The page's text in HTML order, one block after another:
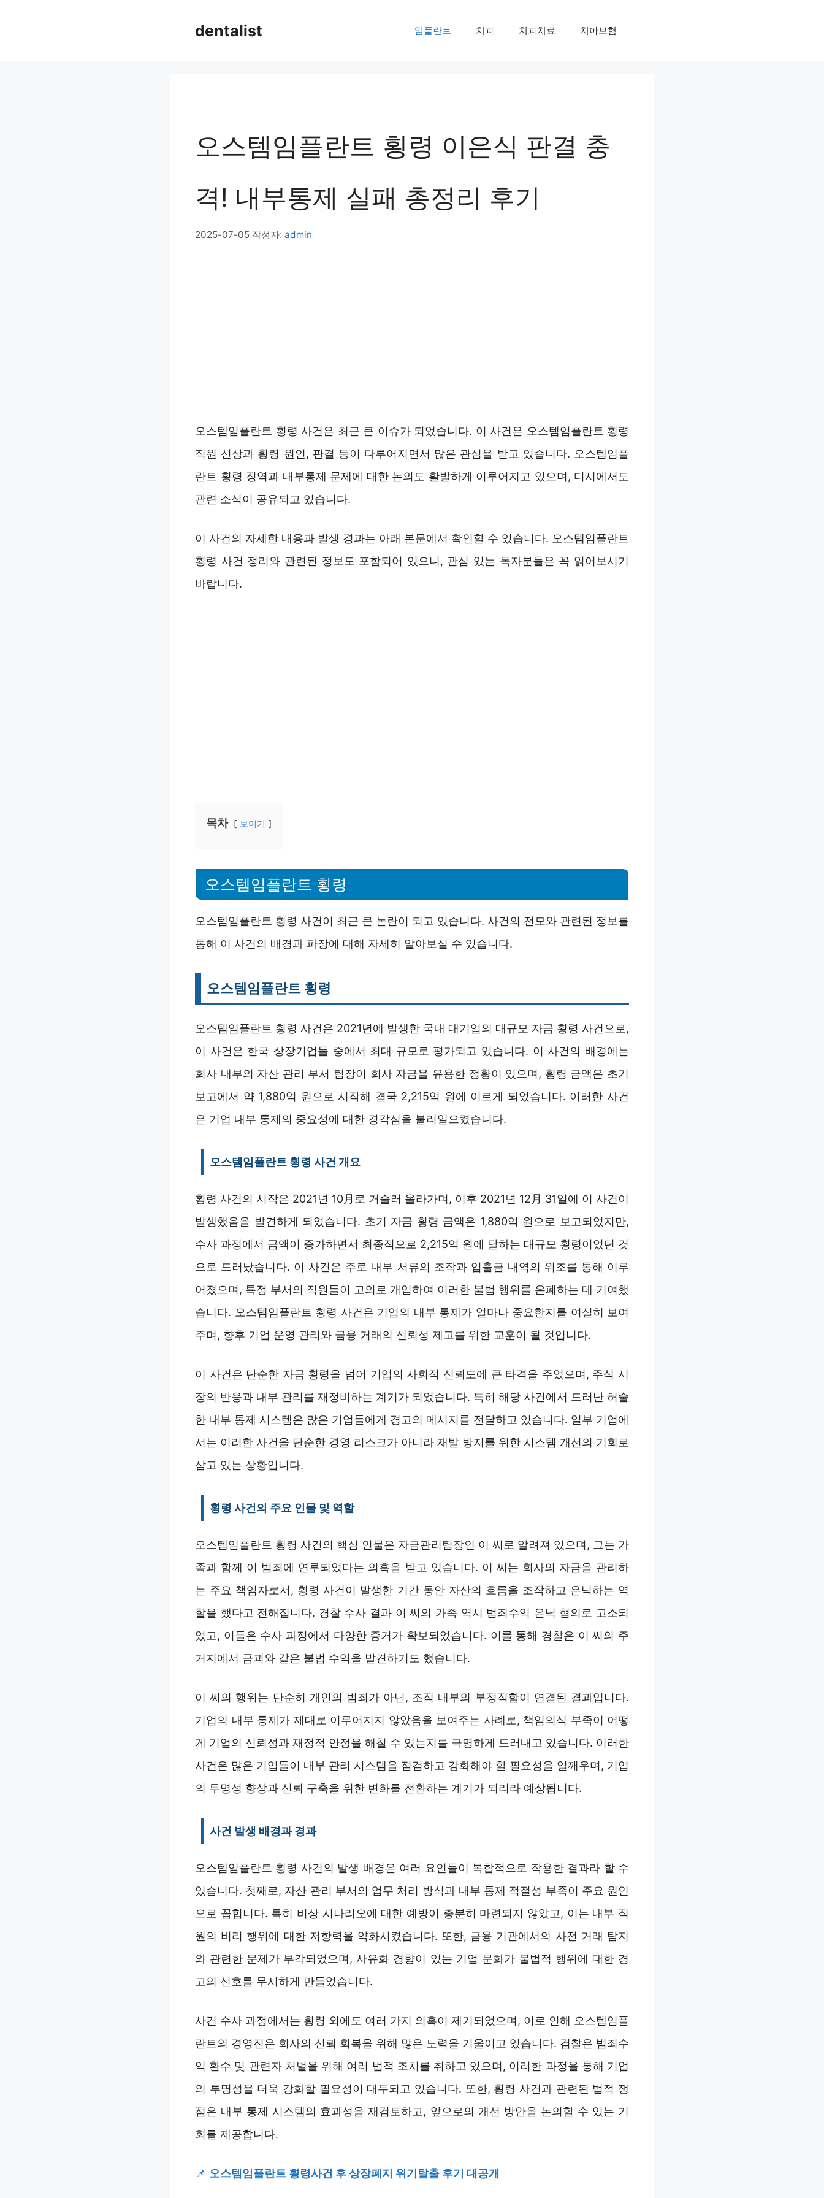
dentalist 임플란트 치과 치과치료 치아보험
오스템임플란트 횡령 이은식 판결 충
격! 내부통제 실패 총정리 후기
2025-07-05 작성자: admin
오스템임플란트 횡령 사건은 최근 큰 이슈가 되었습니다. 이 사건은 오스템임플란트 횡령
직원 신상과 횡령 원인, 판결 등이 다루어지면서 많은 관심을 받고 있습니다. 오스템임플
란트 횡령 징역과 내부통제 문제에 대한 논의도 활발하게 이루어지고 있으며, 디시에서도
관련 소식이 공유되고 있습니다.
이 사건의 자세한 내용과 발생 경과는 아래 본문에서 확인할 수 있습니다. 오스템임플란트
횡령 사건 정리와 관련된 정보도 포함되어 있으니, 관심 있는 독자분들은 꼭 읽어보시기
바랍니다.
목차 보이기
오스템임플란트 횡령
오스템임플란트 횡령 사건이 최근 큰 논란이 되고 있습니다. 사건의 전모와 관련된 정보를
통해 이 사건의 배경과 파장에 대해 자세히 알아보실 수 있습니다.
오스템임플란트 횡령
오스템임플란트 횡령 사건은 2021년에 발생한 국내 대기업의 대규모 자금 횡령 사건으로,
이 사건은 한국 상장기업들 중에서 최대 규모로 평가되고 있습니다. 이 사건의 배경에는
회사 내부의 자산 관리 부서 팀장이 회사 자금을 유용한 정황이 있으며, 횡령 금액은 초기
보고에서 약 1,880억 원으로 시작해 결국 2,215억 원에 이르게 되었습니다. 이러한 사건
은 기업 내부 통제의 중요성에 대한 경각심을 불러일으켰습니다.
오스템임플란트 횡령 사건 개요
횡령 사건의 시작은 2021년 10月로 거슬러 올라가며, 이후 2021년 12月 31일에 이 사건이
발생했음을 발견하게 되었습니다. 초기 자금 횡령 금액은 1,880억 원으로 보고되었지만,
수사 과정에서 금액이 증가하면서 최종적으로 2,215억 원에 달하는 대규모 횡령이었던 것
으로 드러났습니다. 이 사건은 주로 내부 서류의 조작과 입출금 내역의 위조를 통해 이루
어졌으며, 특정 부서의 직원들이 고의로 개입하여 이러한 불법 행위를 은폐하는 데 기여했
습니다. 오스템임플란트 횡령 사건은 기업의 내부 통제가 얼마나 중요한지를 여실히 보여
주며, 향후 기업 운영 관리와 금융 거래의 신뢰성 제고를 위한 교훈이 될 것입니다.
이 사건은 단순한 자금 횡령을 넘어 기업의 사회적 신뢰도에 큰 타격을 주었으며, 주식 시
장의 반응과 내부 관리를 재정비하는 계기가 되었습니다. 특히 해당 사건에서 드러난 허술
한 내부 통제 시스템은 많은 기업들에게 경고의 메시지를 전달하고 있습니다. 일부 기업에
서는 이러한 사건을 단순한 경영 리스크가 아니라 재발 방지를 위한 시스템 개선의 기회로
삼고 있는 상황입니다.
횡령 사건의 주요 인물 및 역할
오스템임플란트 횡령 사건의 핵심 인물은 자금관리팀장인 이 씨로 알려져 있으며, 그는 가
족과 함께 이 범죄에 연루되었다는 의혹을 받고 있습니다. 이 씨는 회사의 자금을 관리하
는 주요 책임자로서, 횡령 사건이 발생한 기간 동안 자산의 흐름을 조작하고 은닉하는 역
할을 했다고 전해집니다. 경찰 수사 결과 이 씨의 가족 역시 범죄수익 은닉 혐의로 고소되
었고, 이들은 수사 과정에서 다양한 증거가 확보되었습니다. 이를 통해 경찰은 이 씨의 주
거지에서 금괴와 같은 불법 수익을 발견하기도 했습니다.
이 씨의 행위는 단순히 개인의 범죄가 아닌, 조직 내부의 부정직함이 연결된 결과입니다.
기업의 내부 통제가 제대로 이루어지지 않았음을 보여주는 사례로, 책임의식 부족이 어떻
게 기업의 신뢰성과 재정적 안정을 해칠 수 있는지를 극명하게 드러내고 있습니다. 이러한
사건은 많은 기업들이 내부 관리 시스템을 점검하고 강화해야 할 필요성을 일깨우며, 기업
의 투명성 향상과 신뢰 구축을 위한 변화를 전환하는 계기가 되리라 예상됩니다.
사건 발생 배경과 경과
오스템임플란트 횡령 사건의 발생 배경은 여러 요인들이 복합적으로 작용한 결과라 할 수
있습니다. 첫째로, 자산 관리 부서의 업무 처리 방식과 내부 통제 적절성 부족이 주요 원인
으로 꼽힙니다. 특히 비상 시나리오에 대한 예방이 충분히 마련되지 않았고, 이는 내부 직
원의 비리 행위에 대한 저항력을 약화시켰습니다. 또한, 금융 기관에서의 사전 거래 탐지
와 관련한 문제가 부각되었으며, 사유화 경향이 있는 기업 문화가 불법적 행위에 대한 경
고의 신호를 무시하게 만들었습니다.
사건 수사 과정에서는 횡령 외에도 여러 가지 의혹이 제기되었으며, 이로 인해 오스템임플
란트의 경영진은 회사의 신뢰 회복을 위해 많은 노력을 기울이고 있습니다. 검찰은 범죄수
익 환수 및 관련자 처벌을 위해 여러 법적 조치를 취하고 있으며, 이러한 과정을 통해 기업
의 투명성을 더욱 강화할 필요성이 대두되고 있습니다. 또한, 횡령 사건과 관련된 법적 쟁
점은 내부 통제 시스템의 효과성을 재검토하고, 앞으로의 개선 방안을 논의할 수 있는 기
회를 제공합니다.
📌 오스템임플란트 횡령사건 후 상장폐지 위기탈출 후기 대공개